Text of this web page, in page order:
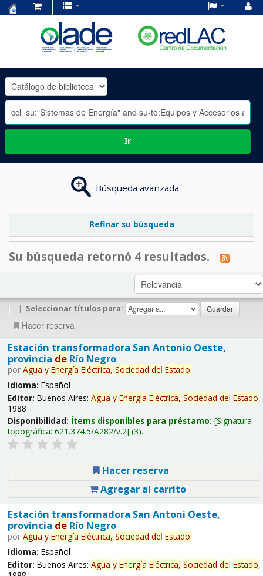
OLADE
-
Ir
Búsqueda avanzada
Refinar su búsqueda
Su búsqueda retornó 4 resultados.
| | Seleccionar títulos para:
Hacer reserva
Estación transformadora San Antonio Oeste,
provincia deRío Negro
por Agua y Energía Eléctrica, Sociedad del Estado.
Idioma: Español
Editor: Buenos Aires: Agua y Energía Eléctrica, Sociedad del Estado,
1988
Disponibilidad: Ítems disponibles para préstamo: Signatura
topográfica: 621.374.5/A282/v.2 (3).
Hacer reserva
Agregar al carrito
Estación transformadora San Antoni Oeste,
provincia deRío Negro
por Agua y Energía Eléctrica, Sociedad del Estado.
Idioma: Español
Editor: Buenos Aires: Agua y Energía Eléctrica, Sociedad del Estado,